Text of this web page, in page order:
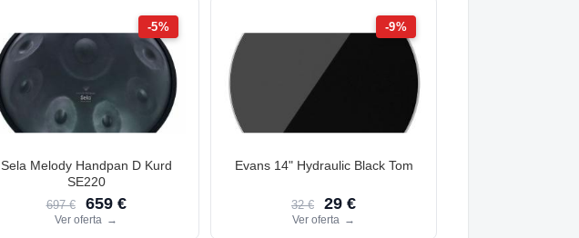
-5%
Sela Melody Handpan D Kurd
SE220
697 € 659 €
Ver oferta →
-9%
Evans 14" Hydraulic Black Tom
32 € 29 €
Ver oferta →